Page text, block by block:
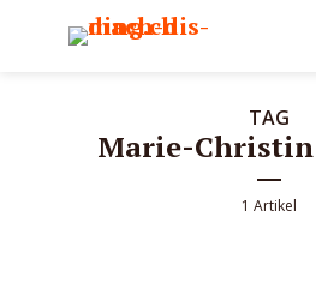
TAG
Marie-
1 Artikel